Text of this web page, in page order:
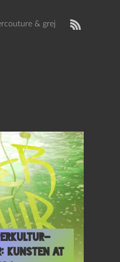
& grej
kunsten at